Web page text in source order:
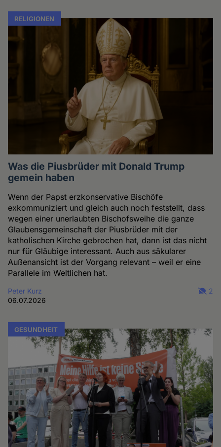
RELIGIONEN
Was die Piusbrüder mit Donald Trump
gemein haben
Wenn der Papst erzkonservative Bischöfe
exkommuniziert und gleich auch noch feststellt, dass
wegen einer unerlaubten Bischofsweihe die ganze
Glaubensgemeinschaft der Piusbrüder mit der
katholischen Kirche gebrochen hat, dann ist das nicht
nur für Gläubige interessant. Auch aus säkularer
Außenansicht ist der Vorgang relevant – weil er eine
Parallele im Weltlichen hat.
Peter Kurz
06.07.2026
2
GESUNDHEIT